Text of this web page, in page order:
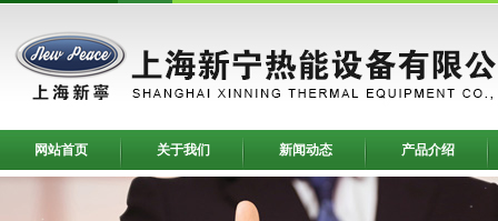
网站首页 关于我们 新闻动态 产品介绍